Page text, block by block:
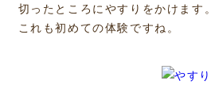
切ったところにやすりをかけます。
これも初めての体験ですね。